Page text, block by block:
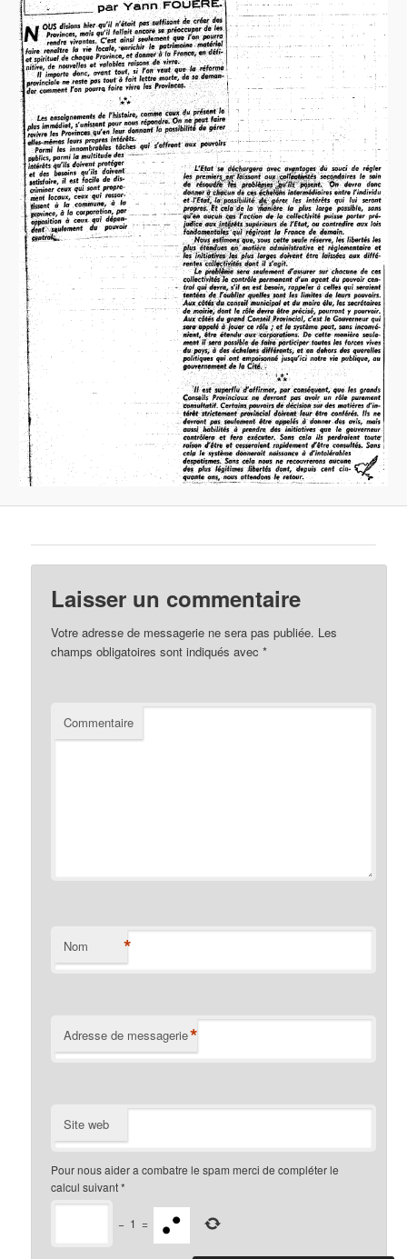
Laisser un commentaire
Votre adresse de messagerie ne sera pas publiée. Les
champs obligatoires sont indiqués avec*
Commentaire
Nom *
Adresse de messagerie*
Site web
Pour nous aider a combatre le spam merci de compléter le
calcul suivant*
− 1 =